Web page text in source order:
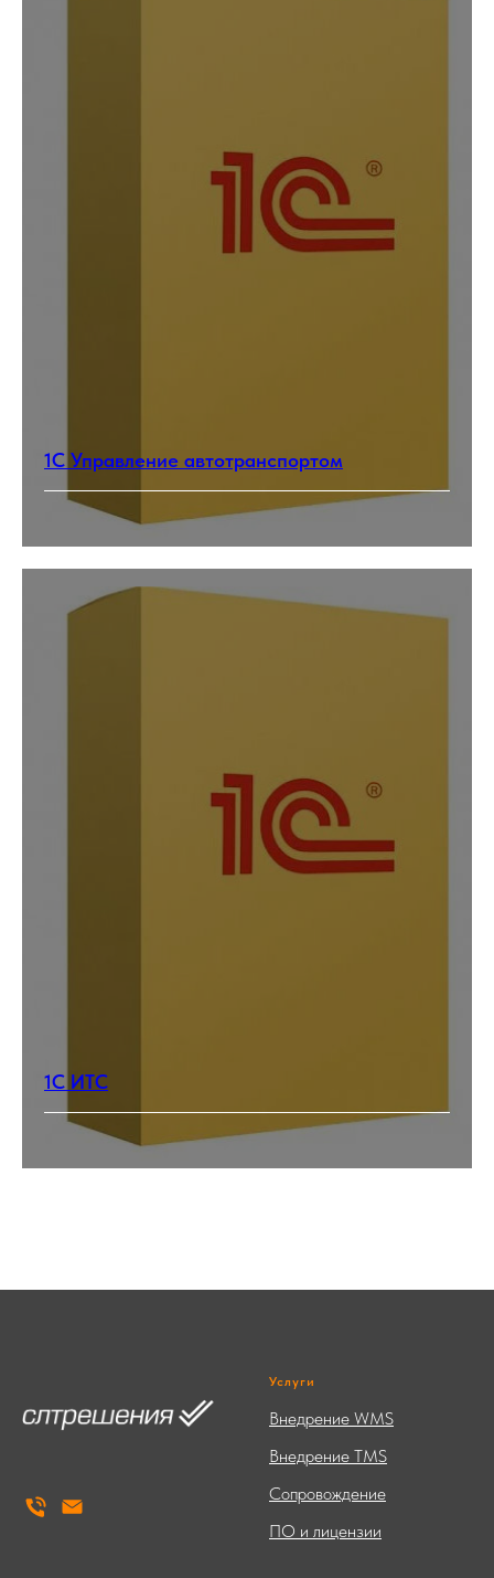
1С Управление автотранспортом
1С ИТС
Услуги
Внедрение WMS
Внедрение TMS
Сопровождение
ПО и лицензии